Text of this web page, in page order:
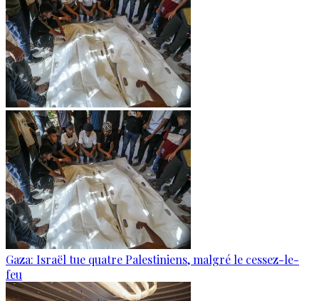
Gaza: Israël tue quatre Palestiniens, malgré le cessez-le-
feu